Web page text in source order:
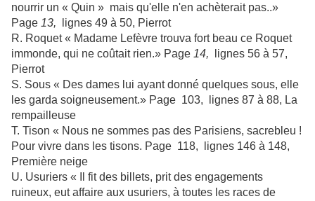
nourrir un « Quin » mais qu'elle n'en achèterait pas..»
Page 13, lignes 49 à 50, Pierrot
R. Roquet « Madame Lefèvre trouva fort beau ce Roquet
immonde, qui ne coûtait rien.» Page 14, lignes 56 à 57,
Pierrot
S. Sous « Des dames lui ayant donné quelques sous, elle
les garda soigneusement.» Page 103, lignes 87 à 88, La
rempailleuse
T. Tison « Nous ne sommes pas des Parisiens, sacrebleu !
Pour vivre dans les tisons. Page 118, lignes 146 à 148,
Première neige
U. Usuriers « Il fit des billets, prit des engagements
ruineux, eut affaire aux usuriers, à toutes les races de